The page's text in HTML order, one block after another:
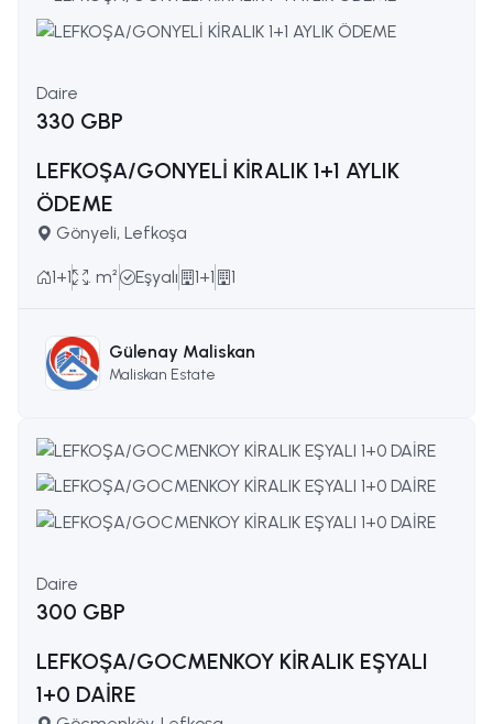
Daire
330 GBP
LEFKOŞA/GONYELİ KİRALIK 1+1 AYLIK
ÖDEME
Gönyeli, Lefkoşa
1+1 . m² Eşyalı 1+1 1
Gülenay Maliskan
Maliskan Estate
Daire
300 GBP
LEFKOŞA/GOCMENKOY KİRALIK EŞYALI
1+0 DAİRE